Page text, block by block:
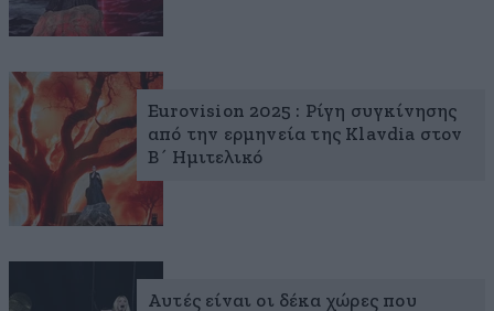
Eurovision 2025 : Ρίγη συγκίνησης
από την ερμηνεία της Klavdia στον
Β΄ Ημιτελικό
Αυτές είναι οι δέκα χώρες που